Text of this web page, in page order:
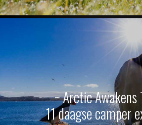
~ Arctic Awakens
11 daagse camper